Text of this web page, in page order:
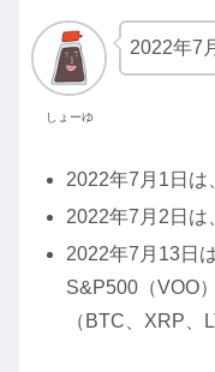
しょーゆ
2022年7
2022年7月1日は
2022年7月2日は
2022年7月13日
S&P500（VOO
（BTC、XRP、